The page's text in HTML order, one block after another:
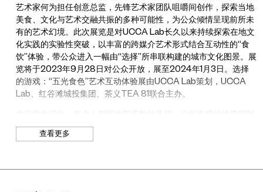
艺术家何为担任创意总监，先锋艺术家团队咀嚼间创作，探索当地
美食、文化与艺术交融共振的多种可能性，为公众倾情呈现前所未
有的艺术幻境。此次展览是对UCCA Lab长久以来持续探索在地文
化实践的实验性突破，以丰富的跨媒介艺术形式结合互动性的“食
饮”体验，带公众进入一幅由“选择”所串联构建的城市文化图景。展
览将于2023年9月28日对公众开放，展至2024年1月3日。选择
的游戏：“五光食色”艺术互动体验展由UCCA Lab策划，UCCA
Lab、红谷滩城投集团、茶义TEA 81联合主办。
个体的文化背景、成长环境和价值观影响。鲜明的性格和审美也在
这持续的、不确定的、流动的选择过程中构建，从我们日常的饮食
查看更多